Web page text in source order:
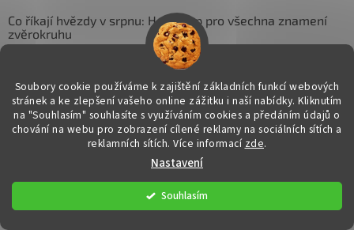
Soubory cookie používáme k zajištění základních funkcí webových
stránek a ke zlepšení vašeho online zážitku i naší nabídky. Kliknutím
na "Souhlasím" souhlasíte s využíváním cookies a předáním údajů o
chování na webu pro zobrazení cílené reklamy na sociálních sítích a
reklamních sítích. Více informací zde.
Nastavení
Souhlasím
Co říkají hvězdy v srpnu: Horoskop pro všechna znamení
zvěrokruhu
Přijímáme online platby
Naše produkty (minerály, šperky, dekorativní